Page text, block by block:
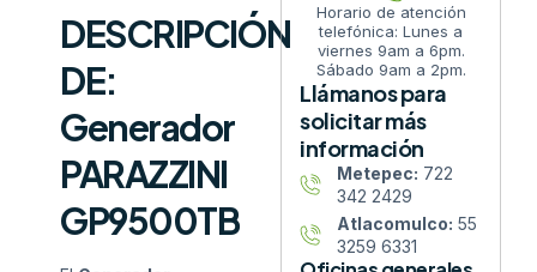
DESCRIPCIÓN
DE:
Generador
PARAZZINI
GP9500TB
Horario de atención
telefónica: Lunes a
viernes 9am a 6pm.
Sábado 9am a 2pm.
Llámanos para
solicitar más
información
Metepec: 722
342 2429
Atlacomulco: 55
3259 6331